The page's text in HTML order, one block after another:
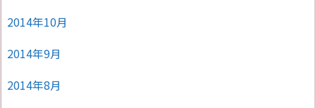
2014年10月
2014年9月
2014年8月